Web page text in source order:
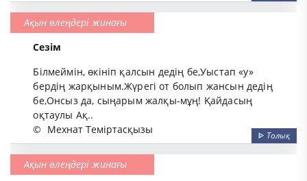
Ақын өлеңдері жинағы
Сезім
Білмеймін, өкініп қалсын дедің бе,Уыстап «у»
бердің жарқыным.Жүрегі от болып жансын дедің
бе,Онсыз да, сыңарым жалқы-мұң! Қайдасың
оқтаулы Ақ..
© Мехнат Теміртасқызы ᐈ Толық
Ақын өлеңдері жинағы